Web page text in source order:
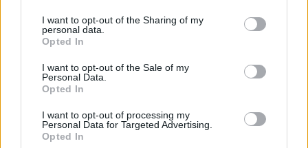
not limited to your visit or usage behaviour. You may click to
grant or deny consent to Google and its third-party tags to
use your data for below specified purposes in below Google
consent section.
I want to opt-out of the Sharing of my
personal data.
Opted In
I want to opt-out of the Sale of my
Personal Data.
Opted In
I want to opt-out of processing my
Personal Data for Targeted Advertising.
Opted In
„Immár növekedésnek indult az autóbuszcsalád. A
ma bemutatott helyközi/elővárosi autóbusz helyi
gyártó által kínál ideális megoldást a regionális
közlekedési feladatok ellátására. Meggyőződésünk,
hogy partnerünkkel, az ITK Holdinggal elkezdett
együttműködésünk valóságos sikertörténet lesz,
alvázszállításokkal. Feltételezzük, hogy ezek a
nagyon magas magyar hozzáadott értékkel